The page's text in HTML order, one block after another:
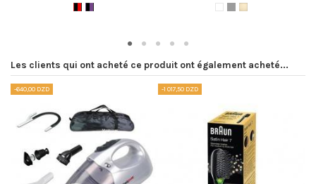
Noir et Rouge
Noir et Violet Blanc
GrisBeige Clair
Les clients qui ont acheté ce produit ont également acheté...
-640,00 DZD -1 017,50 DZD